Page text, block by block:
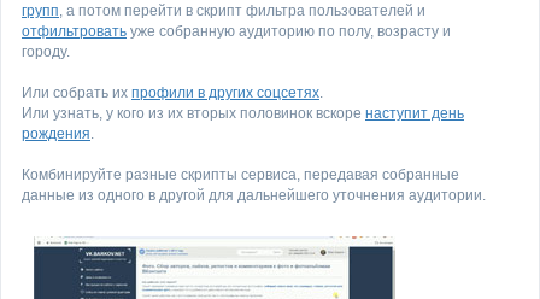
групп, а потом перейти в скрипт фильтра пользователей и
отфильтровать уже собранную аудиторию по полу, возрасту и
городу.
Или собрать их профили в других соцсетях.
Или узнать, у кого из их вторых половинок вскоре наступит день
рождения.
Комбинируйте разные скрипты сервиса, передавая собранные
данные из одного в другой для дальнейшего уточнения аудитории.